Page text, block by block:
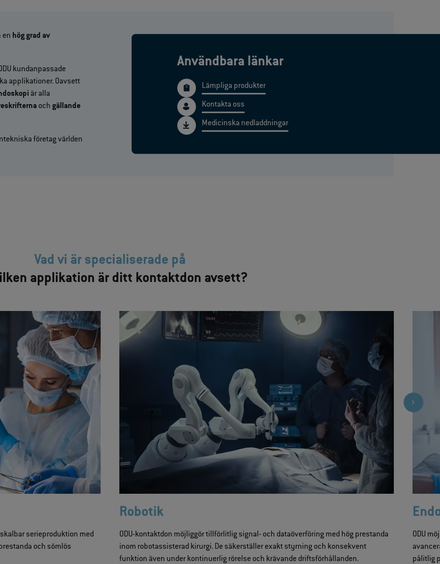
en hög grad av
kundanpassade
applikationer. Oavsett
är alla
och gällande
företag världen
Användbara länkar
Lämpliga produkter
Kontakta oss
Medicinska nedladdningar
Vad vi är specialiserade på
applikation är ditt kontaktdon avsett?
serieproduktion med
och sömlös
Robotik
ODU-kontaktdon möjliggör tillförlitlig signal- och dataöverföring med hög prestanda
inom robotassisterad kirurgi. De säkerställer exakt styrning och konsekvent
funktion även under kontinuerlig rörelse och krävande driftsförhållanden.
ODU
pålitlig